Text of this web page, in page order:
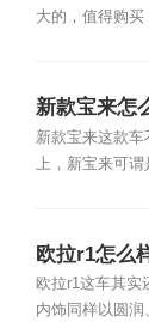
大的，值得购
新款宝来怎
新款宝来这款
上，新宝来可
欧拉r1怎么
欧拉r1这车其实
内饰同样以圆